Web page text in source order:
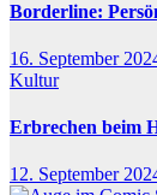
Borderline:
16. September
Kultur
Erbrechen beim
12. September